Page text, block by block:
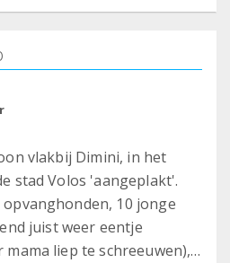
vlakbij Dimini, in het
stad Volos 'aangeplakt'.
10 jonge
juist weer eentje
mama liep te schreeuwen),